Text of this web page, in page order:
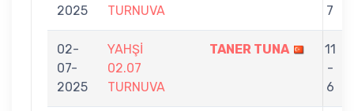
2025
TURNUVA
7
02-
07-
2025
YAHŞİ
02.07
TURNUVA
TANER TUNA
11
-
6